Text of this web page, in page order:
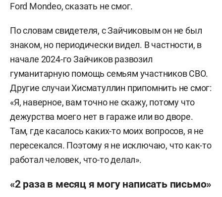
обвинение. По его версии, Миронов пообещал
переработки. Для этого он «дал незаконное
указание» директору МУП «ДРЭУ» фиктивно
трудоустроить к себе отца Шарапова, например,
дворником, чтобы тот получал зарплату, но при
этом не работал. Деньги, которые
выплачивались «дворнику», на самом деле
предназначались водителю Миронова, считает
обвинение. И так с августа 2021-го по февраль
2024-го отец Шарапова, будучи «дворником»,
«заработал» 674 тыс. рублей (а еще МУП
заплатило за него 205 тыс. рублей налогов).
Ford Mondeo, сказать не смог.
По словам свидетеля, с Зайчиковым он не был
знаком, но периодически видел. В частности, в
начале 2024-го Зайчиков развозил
гуманитарную помощь семьям участников СВО.
Другие случаи Хисматуллин припомнить не смог:
«Я, наверное, вам точно не скажу, потому что
дежурства моего нет в гараже или во дворе.
Там, где касалось каких-то моих вопросов, я не
пересекался. Поэтому я не исключаю, что как-то
работал человек, что-то делал».
«2 раза в месяц я могу написать письмо»